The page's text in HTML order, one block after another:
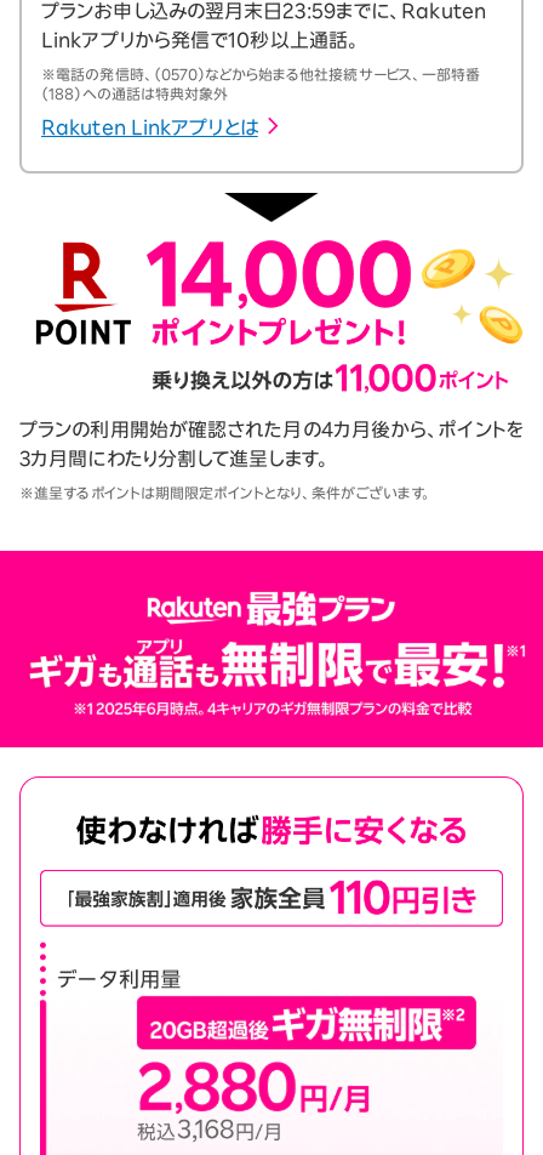
プランお申し込みの翌月末日23:59までに、Rakuten
Linkアプリから発信で10秒以上通話。
※電話の発信時、（0570）などから始まる他社接続サービス、一部特番
（188）への通話は特典対象外
Rakuten Linkアプリとは
プランの利用開始が確認された月の4カ月後から、ポイントを
3カ月間にわたり分割して進呈します。
※進呈するポイントは期間限定ポイントとなり、条件がございます。